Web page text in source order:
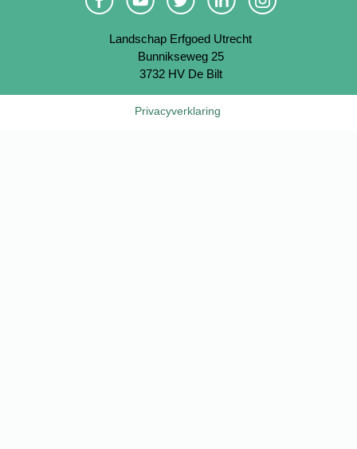
Landschap Erfgoed Utrecht
Bunnikseweg 25
3732 HV De Bilt
Privacyverklaring